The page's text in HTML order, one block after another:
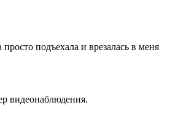
подъехала и врезалась в меня
видеонаблюдения.